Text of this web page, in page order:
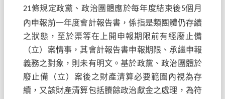
21條規定政黨、政治團體應於每年度結束後5個月
內申報前一年度會計報告書，係指是類團體仍存續
之狀態，至於渠等在上開申報期限前有經廢止備
（立）案情事，其會計報告書申報期限、承繼申報
義務之對象，則未有明文。基於政黨、政治團體於
廢止備（立）案後之財產清算必要範圍內視為存
續，又該財產清算包括賸餘政治獻金之處理，為符